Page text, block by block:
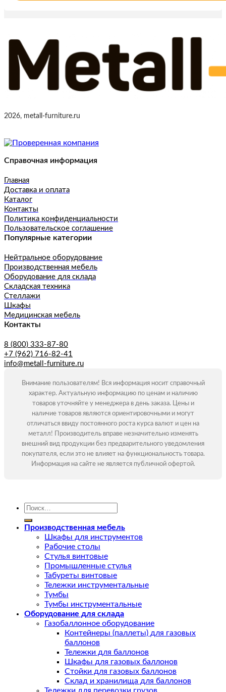
2026, metall-furniture.ru
Справочная информация
Главная
Доставка и оплата
Каталог
Контакты
Политика конфиденциальности
Пользовательское соглашение
Популярные категории
Нейтральное оборудование
Производственная мебель
Оборудование для склада
Складская техника
Стеллажи
Шкафы
Медицинская мебель
Контакты
8 (800) 333-87-80
+7 (962) 716-82-41
info@metall-furniture.ru
Внимание пользователям! Вся информация носит справочный
характер. Актуальную информацию по ценам и наличию
товаров уточняйте у менеджера в день заказа. Цены и
наличие товаров являются ориентировочными и могут
отличаться ввиду постоянного роста курса валют и цен на
металл! Производитель вправе незначительно изменять
внешний вид продукции без предварительного уведомления
покупателя, если это не влияет на функциональность товара.
Информация на сайте не является публичной офертой.
Искать:
Производственная мебель
Шкафы для инструментов
Рабочие столы
Стулья винтовые
Промышленные стулья
Табуреты винтовые
Тележки инструментальные
Тумбы
Тумбы инструментальные
Оборудование для склада
Газобаллонное оборудование
Контейнеры (паллеты) для газовых
баллонов
Тележки для баллонов
Шкафы для газовых баллонов
Стойки для газовых баллонов
Склад и хранилища для баллонов